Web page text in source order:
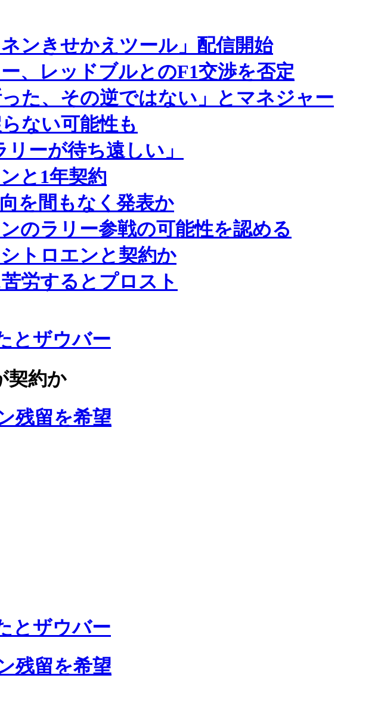
ンきせかえツール」配信開始
、レッドブルとのF1交渉を否定
った、その逆ではない」とマネジャー
ない可能性も
ーが待ち遠しい」
と1年契約
を間もなく発表か
のラリー参戦の可能性を認める
トロエンと契約か
労するとプロスト
とザウバー
契約か
残留を希望
とザウバー
残留を希望